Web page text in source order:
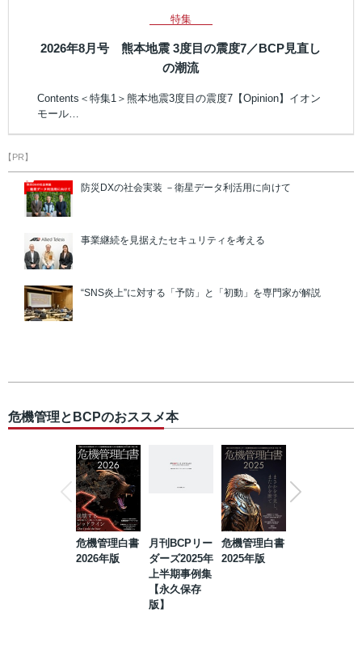
特集
2026年8月号 熊本地震 3度目の震度7／BCP見直し
の潮流
Contents＜特集1＞熊本地震3度目の震度7【Opinion】イオン
モール…
【PR】
防災DXの社会実装 －衛星データ利活用に向けて
事業継続を見据えたセキュリティを考える
“SNS炎上”に対する「予防」と「初動」を専門家が解説
危機管理とBCPのおススメ本
危機管理白書
2026年版
月刊BCPリー
ダーズ2025年
上半期事例集
【永久保存
版】
危機管理白書
2025年版